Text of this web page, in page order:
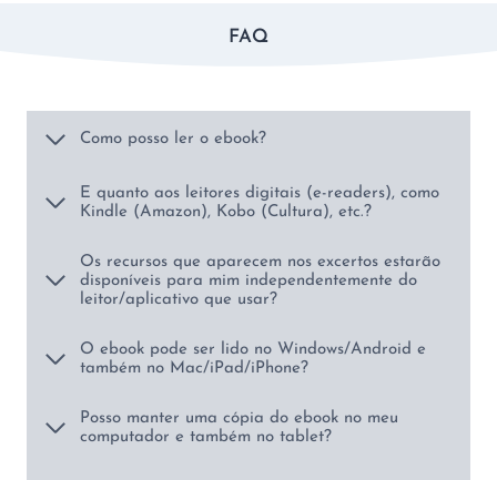
FAQ
Como posso ler o ebook?
E quanto aos leitores digitais (e-readers), como
Kindle (Amazon), Kobo (Cultura), etc.?
Os recursos que aparecem nos excertos estarão
disponíveis para mim independentemente do
leitor/aplicativo que usar?
O ebook pode ser lido no Windows/Android e
também no Mac/iPad/iPhone?
Posso manter uma cópia do ebook no meu
computador e também no tablet?